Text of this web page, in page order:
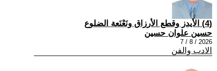
(4) الأيدز وقطع الأرزاق ونَعْنَعة الضلوع
حسين علوان حسين
2026 / 8 / 7
الادب والفن